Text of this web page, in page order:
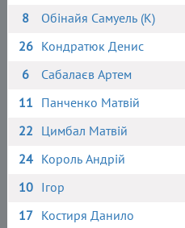
8
Обінайя Самуель (К)
26 Кондратюк Денис
6
Сабалаєв Артем
11 Панченко Матвій
22 Цимбал Матвій
24 Король Андрій
10 Ігор
17 Костиря Данило